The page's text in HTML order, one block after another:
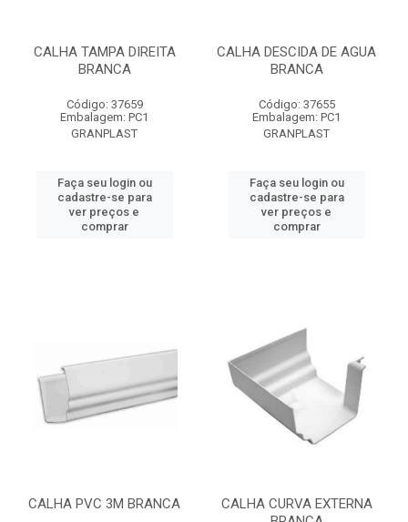
CALHA TAMPA DIREITA
BRANCA
Código: 37659
Embalagem: PC1
GRANPLAST
Faça seu login ou
cadastre-se para
ver preços e
comprar
CALHA DESCIDA DE AGUA
BRANCA
Código: 37655
Embalagem: PC1
GRANPLAST
Faça seu login ou
cadastre-se para
ver preços e
comprar
CALHA PVC 3M BRANCA
CALHA CURVA EXTERNA